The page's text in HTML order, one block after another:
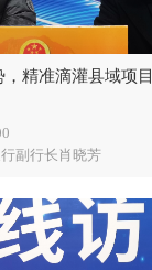
精准滴灌县域项目
副行长肖晓芳